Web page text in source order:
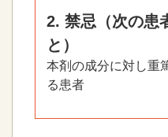
2. 禁忌（次の患
と）
本剤の成分に対し重
る患者